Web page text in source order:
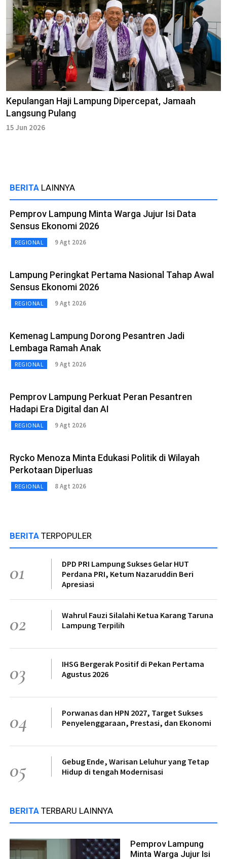
Kepulangan Haji Lampung Dipercepat, Jamaah
Langsung Pulang
15 Jun 2026
BERITA LAINNYA
Pemprov Lampung Minta Warga Jujur Isi Data
Sensus Ekonomi 2026
REGIONAL 9 Agt 2026
Lampung Peringkat Pertama Nasional Tahap Awal
Sensus Ekonomi 2026
REGIONAL 9 Agt 2026
Kemenag Lampung Dorong Pesantren Jadi
Lembaga Ramah Anak
REGIONAL 9 Agt 2026
Pemprov Lampung Perkuat Peran Pesantren
Hadapi Era Digital dan AI
REGIONAL 9 Agt 2026
Rycko Menoza Minta Edukasi Politik di Wilayah
Perkotaan Diperluas
REGIONAL 8 Agt 2026
BERITA TERPOPULER
01
DPD PRI Lampung Sukses Gelar HUT
Perdana PRI, Ketum Nazaruddin Beri
Apresiasi
02
Wahrul Fauzi Silalahi Ketua Karang Taruna
Lampung Terpilih
03
IHSG Bergerak Positif di Pekan Pertama
Agustus 2026
04
Porwanas dan HPN 2027, Target Sukses
Penyelenggaraan, Prestasi, dan Ekonomi
05
Gebug Ende, Warisan Leluhur yang Tetap
Hidup di tengah Modernisasi
BERITA TERBARU LAINNYA
Pemprov Lampung
Minta Warga Jujur Isi